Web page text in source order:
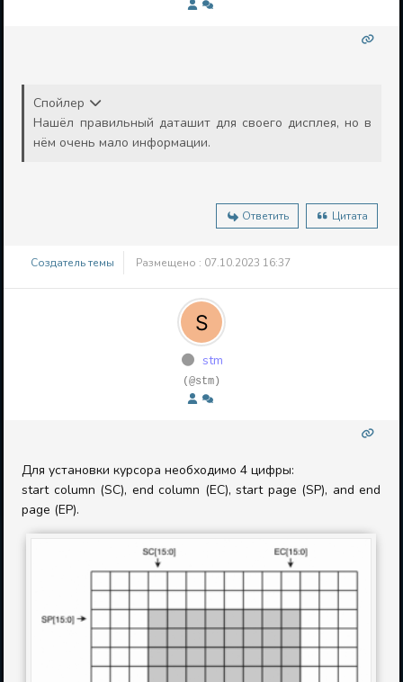
Спойлер
Нашёл правильный даташит для своего дисплея, но в
нём очень мало информации.
Ответить Цитата
Создатель темы Размещено : 07.10.2023 16:37
stm
(@stm)
Для установки курсора необходимо 4 цифры:
start column (SC), end column (EC), start page (SP), and end
page (EP).